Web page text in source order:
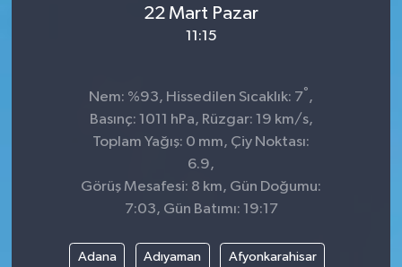
22 Mart Pazar
11:15
Nem: %93, Hissedilen Sıcaklık: 7° ,
Basınç: 1011 hPa, Rüzgar: 19 km/s,
Toplam Yağış: 0 mm, Çiy Noktası:
6.9,
Görüş Mesafesi: 8 km, Gün Doğumu:
7:03, Gün Batımı: 19:17
Adana Adıyaman Afyonkarahisar